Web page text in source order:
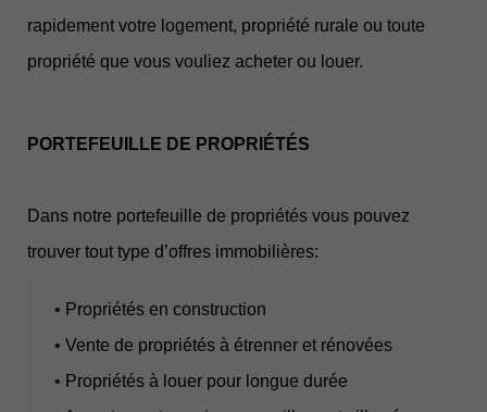
rapidement votre logement, propriété rurale ou toute
propriété que vous vouliez acheter ou louer.
PORTEFEUILLE DE PROPRIÉTÉS
Dans notre portefeuille de propriétés vous pouvez
trouver tout type d’offres immobilières:
• Propriétés en construction
• Vente de propriétés à étrenner et rénovées
• Propriétés à louer pour longue durée